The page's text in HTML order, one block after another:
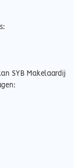
SYB Makelaardij